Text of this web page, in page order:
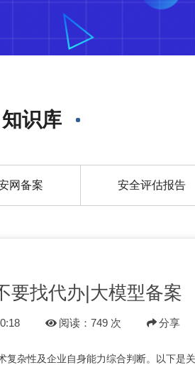
知识库
网备案 安全评估报告
要找代办|大模型备案
阅读：749 次 分享
杂性及企业自身能力综合判断。以下是关